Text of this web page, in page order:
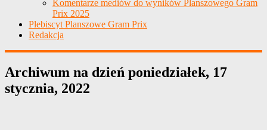
Komentarze mediów do wyników Planszowego Gram
Prix 2025
Plebiscyt Planszowe Gram Prix
Redakcja
Archiwum na dzień poniedziałek, 17
stycznia, 2022